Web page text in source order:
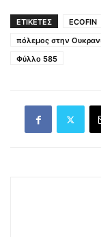
ΕΤΙΚΕΤΕΣ ECOFIN
πόλεμος στην
Φύλλο 585